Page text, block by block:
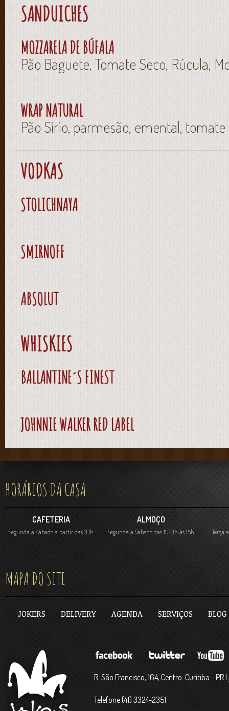
SANDUICHES
MOZZARELA DE BÚFALA
Pão Baguete, Tomate Seco, Rúcula,
WRAP NATURAL
Pão Sírio, parmesão, emental,
VODKAS
STOLICHNAYA
SMIRNOFF
ABSOLUT
WHISKIES
BALLANTINE´S FINEST
JOHNNIE WALKER RED LABEL
HORÁRIOS DA CASA
CAFETERIA
Segunda a Sábado a partir das 10h
ALMOÇO
Segunda a Sábado das 11:30h às 15h Terça
MAPA DO SITE
JOKERS DELIVERY AGENDA SERVIÇOS BLOG
R. São Francisco, 164, Centro. Curitiba - PR
Telefone (41) 3324-2351